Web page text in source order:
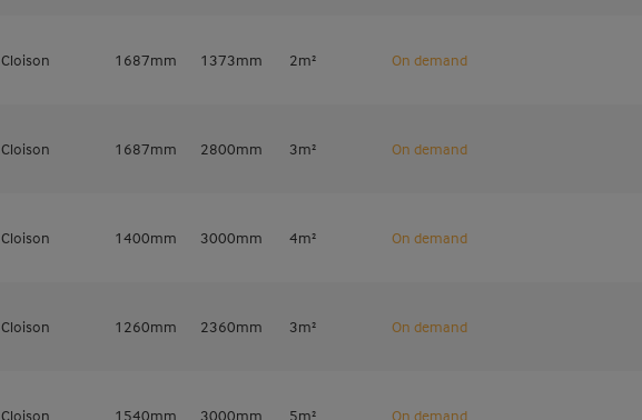
Cloison 1687mm 1373mm 2m² On demand
Cloison 1687mm 2800mm 3m² On demand
Cloison 1400mm 3000mm 4m² On demand
Cloison 1260mm 2360mm 3m² On demand
Cloison 1540mm 3000mm 5m² On demand